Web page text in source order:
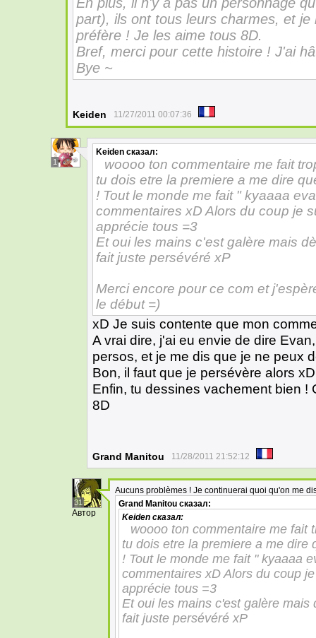
part), ils ont tous leurs charmes, et
préfère ! Je les aime tous 8D.
Bref, merci pour cette histoire ! J'ai
Bye ~
Keiden 11/27/2011 00:07:36
1
Keiden сказал:
woooo ton commentaire me fait
tu dois etre la premiere a me dire
! Tout le monde me fait " kyaaaa
commentaires xD Alors du coup je
apprécie tous =3
Et oui les mains c'est galère mais
fait juste persévéré xP
Merci encore pour ce com et
le début =)
xD Je suis contente que mon
A vrai dire, j'ai eu envie de dire
persos, et je me dis que je ne peux
Bon, il faut que je persévère alors xD
Enfin, tu dessines vachement bien
8D
Grand Manitou 11/28/2011 21:52:12
31
Автор
Aucuns problèmes ! Je continuerai quoi qu'on me
Grand Manitou сказал:
Keiden сказал:
woooo ton commentaire me fait
tu dois etre la premiere a me dire
! Tout le monde me fait " kyaaaa
commentaires xD Alors du coup
apprécie tous =3
Et oui les mains c'est galère
fait juste persévéré xP